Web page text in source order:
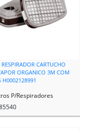
RESPIRADOR CARTUCHO
ORGANICO 3M COM
H0002128991
P/Respiradores